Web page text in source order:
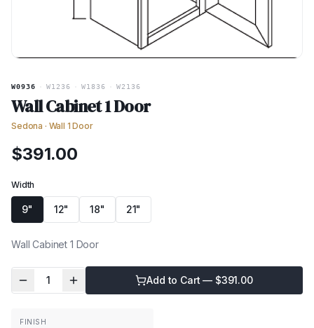
W0936 W1236 W1836 W2136
Wall Cabinet 1 Door
Sedona · Wall 1 Door
$391.00
Width
9" 12" 18" 21"
Wall Cabinet 1 Door
1 Add to Cart — $391.00
FINISH